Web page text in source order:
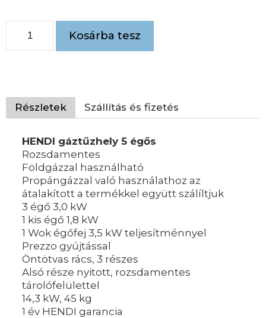
Kosárba tesz
Részletek Szállítás és fizetés
HENDI gáztűzhely 5 égős
Rozsdamentes
Földgázzal használható
Propángázzal való használathoz az
átalakított a termékkel együtt szálíltjuk
3 égő 3,0 kW
1 kis égő 1,8 kW
1 Wok égőfej 3,5 kW teljesítménnyel
Prezzo gyújtással
Öntötvas rács, 3 részes
Alsó része nyitott, rozsdamentes
tárolófelülettel
14,3 kW, 45 kg
1 év HENDI garancia